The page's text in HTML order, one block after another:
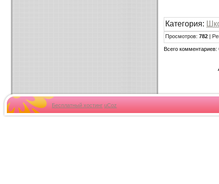
Категория:
Просмотров: 782 |
Всего комментариев:
Бесплатный хостинг uCoz